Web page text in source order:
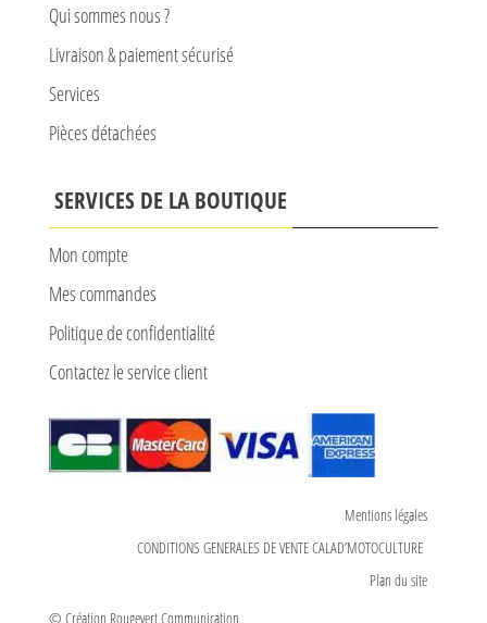
Qui sommes nous ?
Livraison & paiement sécurisé
Services
Pièces détachées
SERVICES DE LA BOUTIQUE
Mon compte
Mes commandes
Politique de confidentialité
Contactez le service client
Mentions légales
CONDITIONS GENERALES DE VENTE CALAD’MOTOCULTURE
Plan du site
© Création Rougevert Communication